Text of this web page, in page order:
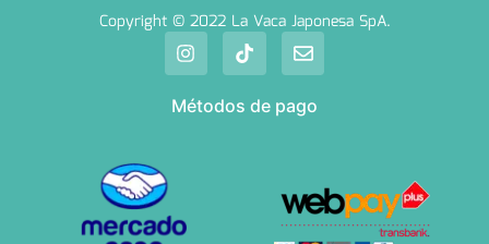
Copyright © 2022 La Vaca Japonesa SpA.
Métodos de pago